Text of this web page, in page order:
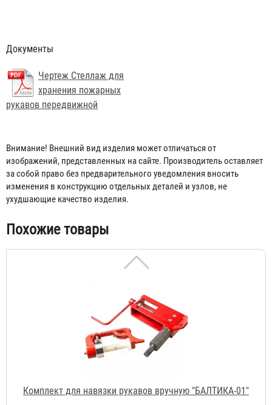
Документы
Чертеж Стеллаж для
хранения пожарных
рукавов передвижной
Внимание! Внешний вид изделия может отличаться от
изображений, представленных на сайте. Производитель оставляет
за собой право без предварительного уведомления вносить
изменения в конструкцию отдельных деталей и узлов, не
ухудшающие качество изделия.
Похожие товары
Гидротестер пожарных кранов "Балтика-01"
6 890 ₽
Комплект для навязки рукавов вручную "БАЛТИКА-01"
31 298 ₽